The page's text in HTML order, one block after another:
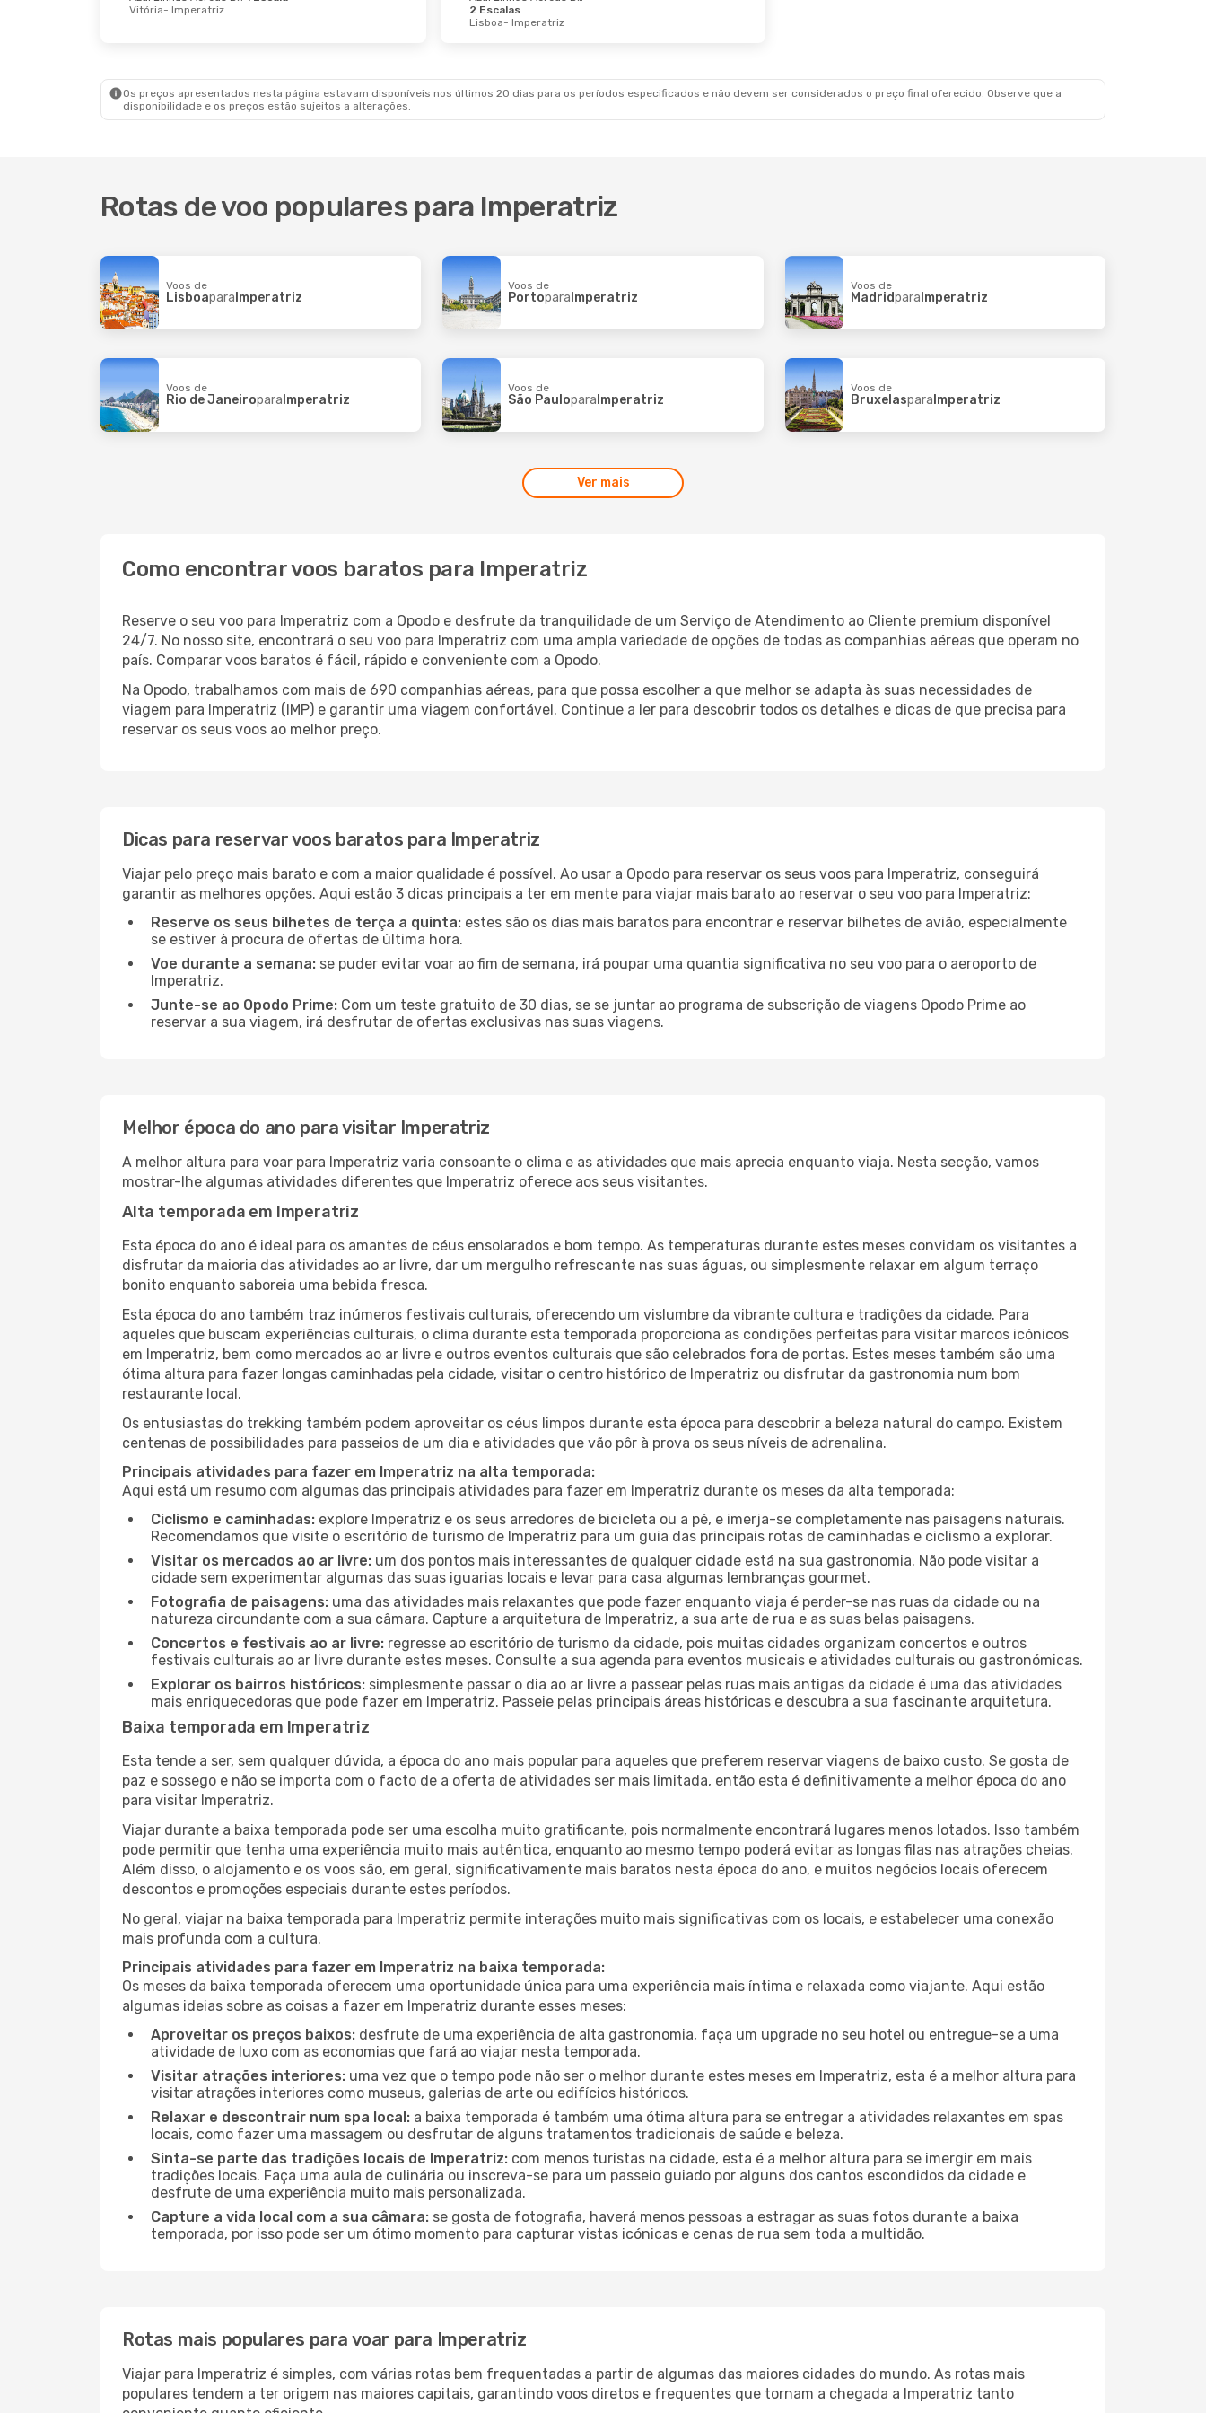
Vitória- Imperatriz
2 Escalas
Lisboa- Imperatriz
Os preços apresentados nesta página estavam disponíveis nos últimos 20 dias para os períodos especificados e não devem ser considerados o preço final oferecido. Observe que a
disponibilidade e os preços estão sujeitos a alterações.
Rotas de voo populares para Imperatriz
Voos de
Lisboapara Imperatriz
Voos de
Portopara Imperatriz
Voos de
Madridpara Imperatriz
Voos de
Rio de Janeiropara Imperatriz
Voos de
São Paulopara Imperatriz
Voos de
Bruxelaspara Imperatriz
Ver mais
Como encontrar voos baratos para Imperatriz
Reserve o seu voo para Imperatriz com a Opodo e desfrute da tranquilidade de um Serviço de Atendimento ao Cliente premium disponível
24/7. No nosso site, encontrará o seu voo para Imperatriz com uma ampla variedade de opções de todas as companhias aéreas que operam no
país. Comparar voos baratos é fácil, rápido e conveniente com a Opodo.
Na Opodo, trabalhamos com mais de 690 companhias aéreas, para que possa escolher a que melhor se adapta às suas necessidades de
viagem para Imperatriz (IMP) e garantir uma viagem confortável. Continue a ler para descobrir todos os detalhes e dicas de que precisa para
reservar os seus voos ao melhor preço.
Dicas para reservar voos baratos para Imperatriz
Viajar pelo preço mais barato e com a maior qualidade é possível. Ao usar a Opodo para reservar os seus voos para Imperatriz, conseguirá
garantir as melhores opções. Aqui estão 3 dicas principais a ter em mente para viajar mais barato ao reservar o seu voo para Imperatriz:
Reserve os seus bilhetes de terça a quinta: estes são os dias mais baratos para encontrar e reservar bilhetes de avião, especialmente
se estiver à procura de ofertas de última hora.
Voe durante a semana: se puder evitar voar ao fim de semana, irá poupar uma quantia significativa no seu voo para o aeroporto de
Imperatriz.
Junte-se ao Opodo Prime: Com um teste gratuito de 30 dias, se se juntar ao programa de subscrição de viagens Opodo Prime ao
reservar a sua viagem, irá desfrutar de ofertas exclusivas nas suas viagens.
Melhor época do ano para visitar Imperatriz
A melhor altura para voar para Imperatriz varia consoante o clima e as atividades que mais aprecia enquanto viaja. Nesta secção, vamos
mostrar-lhe algumas atividades diferentes que Imperatriz oferece aos seus visitantes.
Alta temporada em Imperatriz
Esta época do ano é ideal para os amantes de céus ensolarados e bom tempo. As temperaturas durante estes meses convidam os visitantes a
disfrutar da maioria das atividades ao ar livre, dar um mergulho refrescante nas suas águas, ou simplesmente relaxar em algum terraço
bonito enquanto saboreia uma bebida fresca.
Esta época do ano também traz inúmeros festivais culturais, oferecendo um vislumbre da vibrante cultura e tradições da cidade. Para
aqueles que buscam experiências culturais, o clima durante esta temporada proporciona as condições perfeitas para visitar marcos icónicos
em Imperatriz, bem como mercados ao ar livre e outros eventos culturais que são celebrados fora de portas. Estes meses também são uma
ótima altura para fazer longas caminhadas pela cidade, visitar o centro histórico de Imperatriz ou disfrutar da gastronomia num bom
restaurante local.
Os entusiastas do trekking também podem aproveitar os céus limpos durante esta época para descobrir a beleza natural do campo. Existem
centenas de possibilidades para passeios de um dia e atividades que vão pôr à prova os seus níveis de adrenalina.
Principais atividades para fazer em Imperatriz na alta temporada:
Aqui está um resumo com algumas das principais atividades para fazer em Imperatriz durante os meses da alta temporada:
Ciclismo e caminhadas: explore Imperatriz e os seus arredores de bicicleta ou a pé, e imerja-se completamente nas paisagens naturais.
Recomendamos que visite o escritório de turismo de Imperatriz para um guia das principais rotas de caminhadas e ciclismo a explorar.
Visitar os mercados ao ar livre: um dos pontos mais interessantes de qualquer cidade está na sua gastronomia. Não pode visitar a
cidade sem experimentar algumas das suas iguarias locais e levar para casa algumas lembranças gourmet.
Fotografia de paisagens: uma das atividades mais relaxantes que pode fazer enquanto viaja é perder-se nas ruas da cidade ou na
natureza circundante com a sua câmara. Capture a arquitetura de Imperatriz, a sua arte de rua e as suas belas paisagens.
Concertos e festivais ao ar livre: regresse ao escritório de turismo da cidade, pois muitas cidades organizam concertos e outros
festivais culturais ao ar livre durante estes meses. Consulte a sua agenda para eventos musicais e atividades culturais ou gastronómicas.
Explorar os bairros históricos: simplesmente passar o dia ao ar livre a passear pelas ruas mais antigas da cidade é uma das atividades
mais enriquecedoras que pode fazer em Imperatriz. Passeie pelas principais áreas históricas e descubra a sua fascinante arquitetura.
Baixa temporada em Imperatriz
Esta tende a ser, sem qualquer dúvida, a época do ano mais popular para aqueles que preferem reservar viagens de baixo custo. Se gosta de
paz e sossego e não se importa com o facto de a oferta de atividades ser mais limitada, então esta é definitivamente a melhor época do ano
para visitar Imperatriz.
Viajar durante a baixa temporada pode ser uma escolha muito gratificante, pois normalmente encontrará lugares menos lotados. Isso também
pode permitir que tenha uma experiência muito mais autêntica, enquanto ao mesmo tempo poderá evitar as longas filas nas atrações cheias.
Além disso, o alojamento e os voos são, em geral, significativamente mais baratos nesta época do ano, e muitos negócios locais oferecem
descontos e promoções especiais durante estes períodos.
No geral, viajar na baixa temporada para Imperatriz permite interações muito mais significativas com os locais, e estabelecer uma conexão
mais profunda com a cultura.
Principais atividades para fazer em Imperatriz na baixa temporada:
Os meses da baixa temporada oferecem uma oportunidade única para uma experiência mais íntima e relaxada como viajante. Aqui estão
algumas ideias sobre as coisas a fazer em Imperatriz durante esses meses:
Aproveitar os preços baixos: desfrute de uma experiência de alta gastronomia, faça um upgrade no seu hotel ou entregue-se a uma
atividade de luxo com as economias que fará ao viajar nesta temporada.
Visitar atrações interiores: uma vez que o tempo pode não ser o melhor durante estes meses em Imperatriz, esta é a melhor altura para
visitar atrações interiores como museus, galerias de arte ou edifícios históricos.
Relaxar e descontrair num spa local: a baixa temporada é também uma ótima altura para se entregar a atividades relaxantes em spas
locais, como fazer uma massagem ou desfrutar de alguns tratamentos tradicionais de saúde e beleza.
Sinta-se parte das tradições locais de Imperatriz: com menos turistas na cidade, esta é a melhor altura para se imergir em mais
tradições locais. Faça uma aula de culinária ou inscreva-se para um passeio guiado por alguns dos cantos escondidos da cidade e
desfrute de uma experiência muito mais personalizada.
Capture a vida local com a sua câmara: se gosta de fotografia, haverá menos pessoas a estragar as suas fotos durante a baixa
temporada, por isso pode ser um ótimo momento para capturar vistas icónicas e cenas de rua sem toda a multidão.
Rotas mais populares para voar para Imperatriz
Viajar para Imperatriz é simples, com várias rotas bem frequentadas a partir de algumas das maiores cidades do mundo. As rotas mais
populares tendem a ter origem nas maiores capitais, garantindo voos diretos e frequentes que tornam a chegada a Imperatriz tanto